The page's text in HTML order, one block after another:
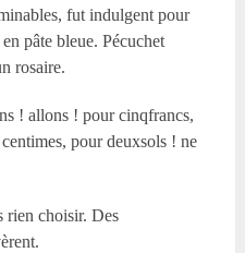
fut indulgent pour
pâte bleue. Pécuchet
rosaire.
! allons ! pour cinqfrancs,
pour deuxsols ! ne
rien choisir. Des